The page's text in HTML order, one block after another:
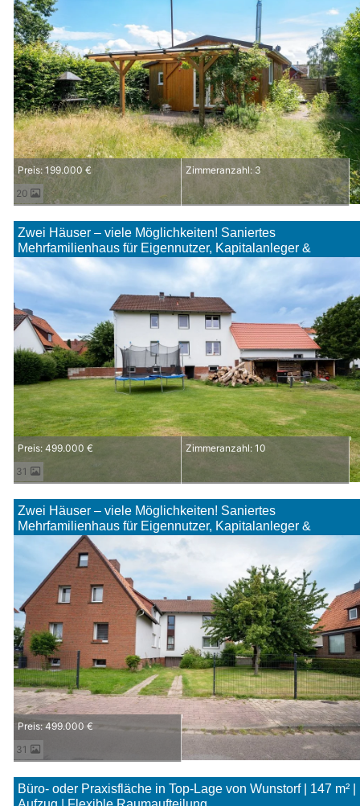
20
Preis: 199.000 € Zimmeranzahl: 3
Zwei Häuser – viele Möglichkeiten! Saniertes
Mehrfamilienhaus für Eigennutzer, Kapitalanleger &
Mehrgenerationenwohnen
31
Preis: 499.000 € Zimmeranzahl: 10
Zwei Häuser – viele Möglichkeiten! Saniertes
Mehrfamilienhaus für Eigennutzer, Kapitalanleger &
Mehrgenerationenwohnen
31
Preis: 499.000 €
Büro- oder Praxisfläche in Top-Lage von Wunstorf | 147 m² |